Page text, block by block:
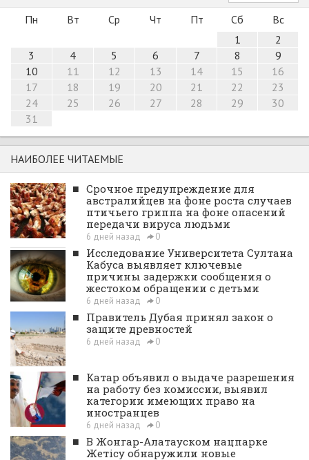
Пн Вт Ср Чт Пт Сб
Вс
1
2
3
4 5 6 7 8
9
10
11 12 13 14 15
16
17
18 19 20 21 22
23
24
25 26 27 28 29
30
31
НАИБОЛЕЕ ЧИТАЕМЫЕ
■ Срочное предупреждение для
австралийцев на фоне роста случаев
птичьего гриппа на фоне опасений
передачи вируса людьми
6 дней назад 0
■ Исследование Университета Султана
Кабуса выявляет ключевые
причины задержки сообщения о
жестоком обращении с детьми
6 дней назад 0
■ Правитель Дубая принял закон о
защите древностей
6 дней назад 0
■ Катар объявил о выдаче разрешения
на работу без комиссии, выявил
категории имеющих право на
иностранцев
6 дней назад 0
■ В Жонгар-Алатауском нацпарке
Жетісу обнаружили новые